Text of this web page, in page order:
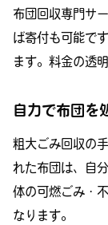
布団回収専門サ
ば寄付も可能で
ます。料金の透
自力で布団を
粗大ごみ回収の
れた布団は、自
体の可燃ごみ・
なります。